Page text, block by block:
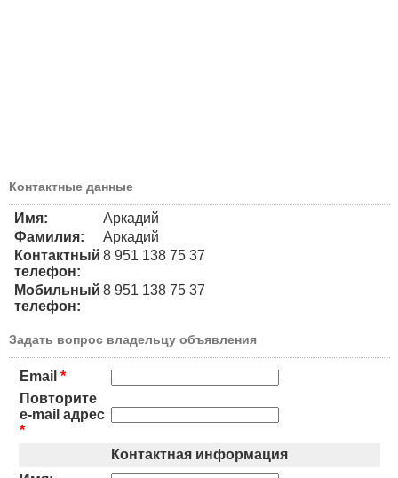
Контактные данные
Имя:
Аркадий
Фамилия:
Аркадий
Контактный
телефон:
8 951 138 75 37
Мобильный
телефон:
8 951 138 75 37
Задать вопрос владельцу объявления
Email *
Повторите
e-mail адрес
*
Контактная информация